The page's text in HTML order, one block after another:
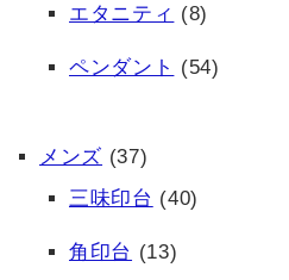
エタニティ (8)
ペンダント (54)
メンズ (37)
三味印台 (40)
角印台 (13)